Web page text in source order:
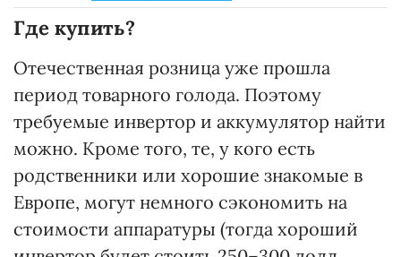
Где купить?
Отечественная розница уже прошла
период товарного голода. Поэтому
требуемые инвертор и аккумулятор найти
можно. Кроме того, те, у кого есть
родственники или хорошие знакомые в
Европе, могут немного сэкономить на
стоимости аппаратуры (тогда хороший